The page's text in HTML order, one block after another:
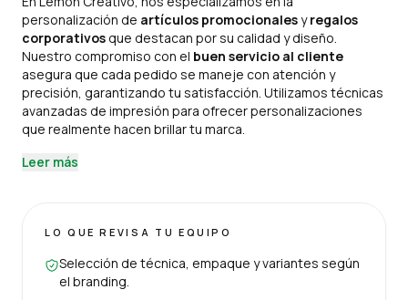
personalización de artículos promocionalesyregalos
corporativos que destacan por su calidad y diseño.
Nuestro compromiso con el buen servicio al cliente
asegura que cada pedido se maneje con atención y
precisión, garantizando tu satisfacción. Utilizamos técnicas
avanzadas de impresión para ofrecer personalizaciones
que realmente hacen brillar tu marca.
Leer más
LO QUE REVISA TU EQUIPO
Selección de técnica, empaque y variantes según
el branding.